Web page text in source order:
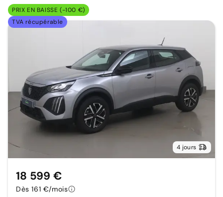
PRIX EN BAISSE (-100 €)
TVA récupérable
4 jours
18 599 €
Dès 161 €/mois